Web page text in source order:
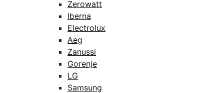
Zerowatt
Iberna
Electrolux
Aeg
Zanussi
Gorenje
LG
Samsung